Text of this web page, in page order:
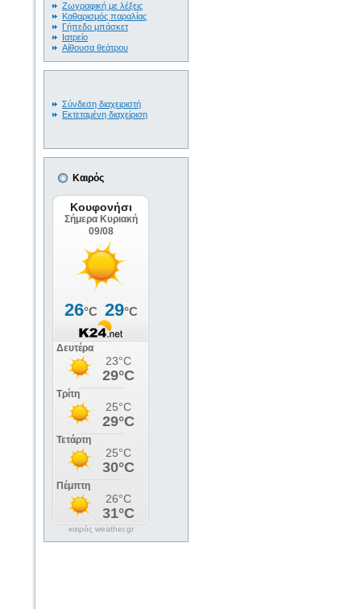
Ζωγραφική με λέξεις
Καθαρισμός παραλίας
Γήπεδο μπάσκετ
Ιατρείο
Αίθουσα θεάτρου
Σύνδεση διαχειριστή
Εκτεταμένη διαχείριση
Καιρός
καιρός weather.gr